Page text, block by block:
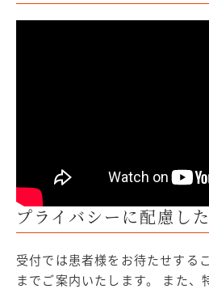
プライバシーに配慮し
受付では患者様をお待たせする
までご案内いたします。 また、